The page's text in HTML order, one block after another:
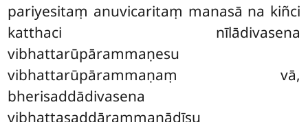
pariyesitaṃ anuvicaritaṃ manasā na kiñci
katthaci nīlādivasena
vibhattarūpārammaṇesu
vibhattarūpārammaṇaṃ vā,
bherisaddādivasena
vibhattasaddārammaṇādīsu